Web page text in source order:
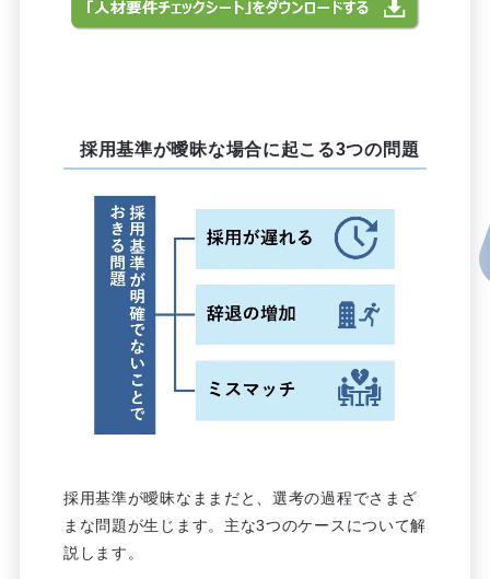
採用基準が曖昧な場合に起こる3つの問題
採用基準が曖昧なままだと、選考の過程でさまざ
まな問題が生じます。主な3つのケースについて解
説します。